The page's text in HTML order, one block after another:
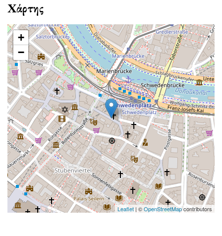
Χάρτης
+
−
Leaflet| ©OpenStreetMapcontributors